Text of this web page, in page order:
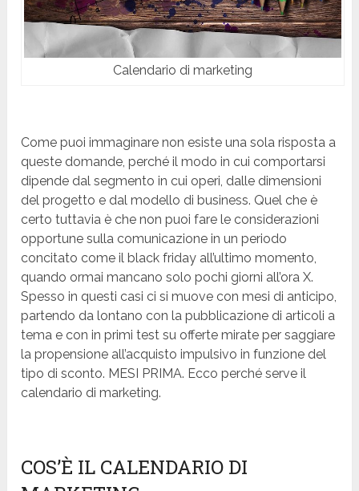
Calendario di marketing
Come puoi immaginare non esiste una sola risposta a
queste domande, perché il modo in cui comportarsi
dipende dal segmento in cui operi, dalle dimensioni
del progetto e dal modello di business. Quel che è
certo tuttavia è che non puoi fare le considerazioni
opportune sulla comunicazione in un periodo
concitato come il black friday all’ultimo momento,
quando ormai mancano solo pochi giorni all’ora X.
Spesso in questi casi ci si muove con mesi di anticipo,
partendo da lontano con la pubblicazione di articoli a
tema e con in primi test su offerte mirate per saggiare
la propensione all’acquisto impulsivo in funzione del
tipo di sconto. MESI PRIMA. Ecco perché serve il
calendario di marketing.
COS’È IL CALENDARIO DI